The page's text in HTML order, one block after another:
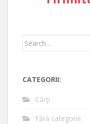
Search
CATEGORII:
Cărţi
Fără categorie